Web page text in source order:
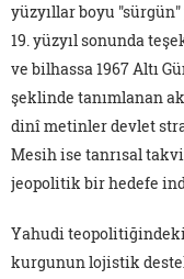
yüzyıllar boyu
19. yüzyıl sonunda
ve bilhassa 1967 Altı
şeklinde tanımlanan
dinî metinler devlet
Mesih ise tanrısal
jeopolitik bir hedefe
Yahudi
kurgunun lojistik